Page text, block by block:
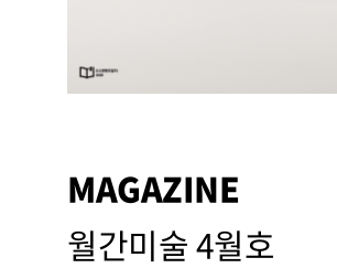
MAGAZINE
월간미술 4월호